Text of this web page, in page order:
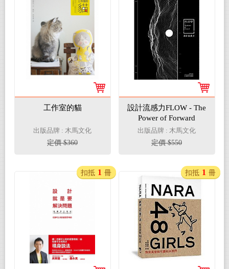
工作室的貓
出版品牌 : 木馬文化
定價 $360
設計流感力FLOW - The
Power of Forward
出版品牌 : 木馬文化
定價 $550
扣抵 1 冊 扣抵 1 冊